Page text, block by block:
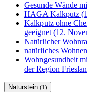
Gesunde Wände
HAGA Kalkputz
Kalkputz ohne
geeignet (12.
Natürlicher
natürliches
Wohngesundheit
der Region
Naturstein (1)